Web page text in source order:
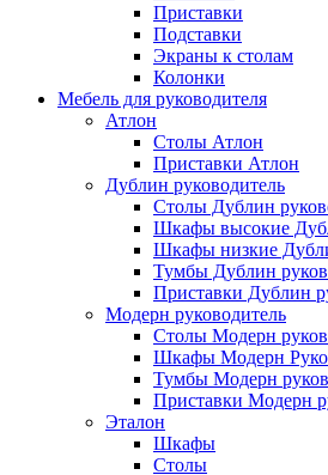
Приставки
Подставки
Экраны к столам
Колонки
Мебель для руководителя
Атлон
Столы Атлон
Приставки Атлон
Дублин руководитель
Столы Дублин
Шкафы высокие
Шкафы низкие
Тумбы Дублин
Приставки Дублин
Модерн руководитель
Столы Модерн
Шкафы Модерн
Тумбы Модерн
Приставки Модерн
Эталон
Шкафы
Столы